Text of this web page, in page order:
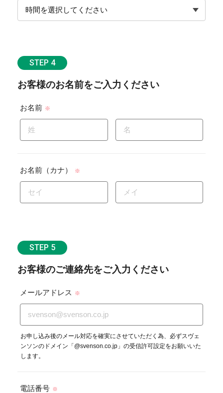
STEP 4
お客様のお名前をご入力ください
お名前 ※
お名前（カナ） ※
STEP 5
お客様のご連絡先をご入力ください
メールアドレス ※
お申し込み後のメール対応を確実にさせていただく為、必ずスヴェ
ンソンのドメイン「@svenson.co.jp」の受信許可設定をお願いいた
します。
電話番号 ※